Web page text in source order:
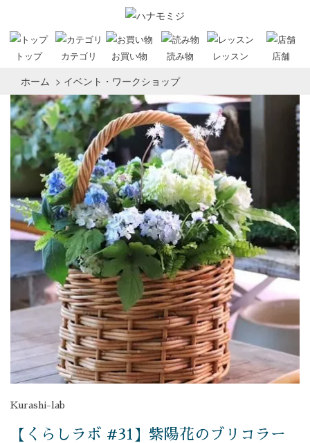
トップ カテゴリ お買い物 読み物 レッスン 店舗
ホーム > イベント・ワークショップ
Kurashi-lab
【くらしラボ #31】紫陽花のブリコラー